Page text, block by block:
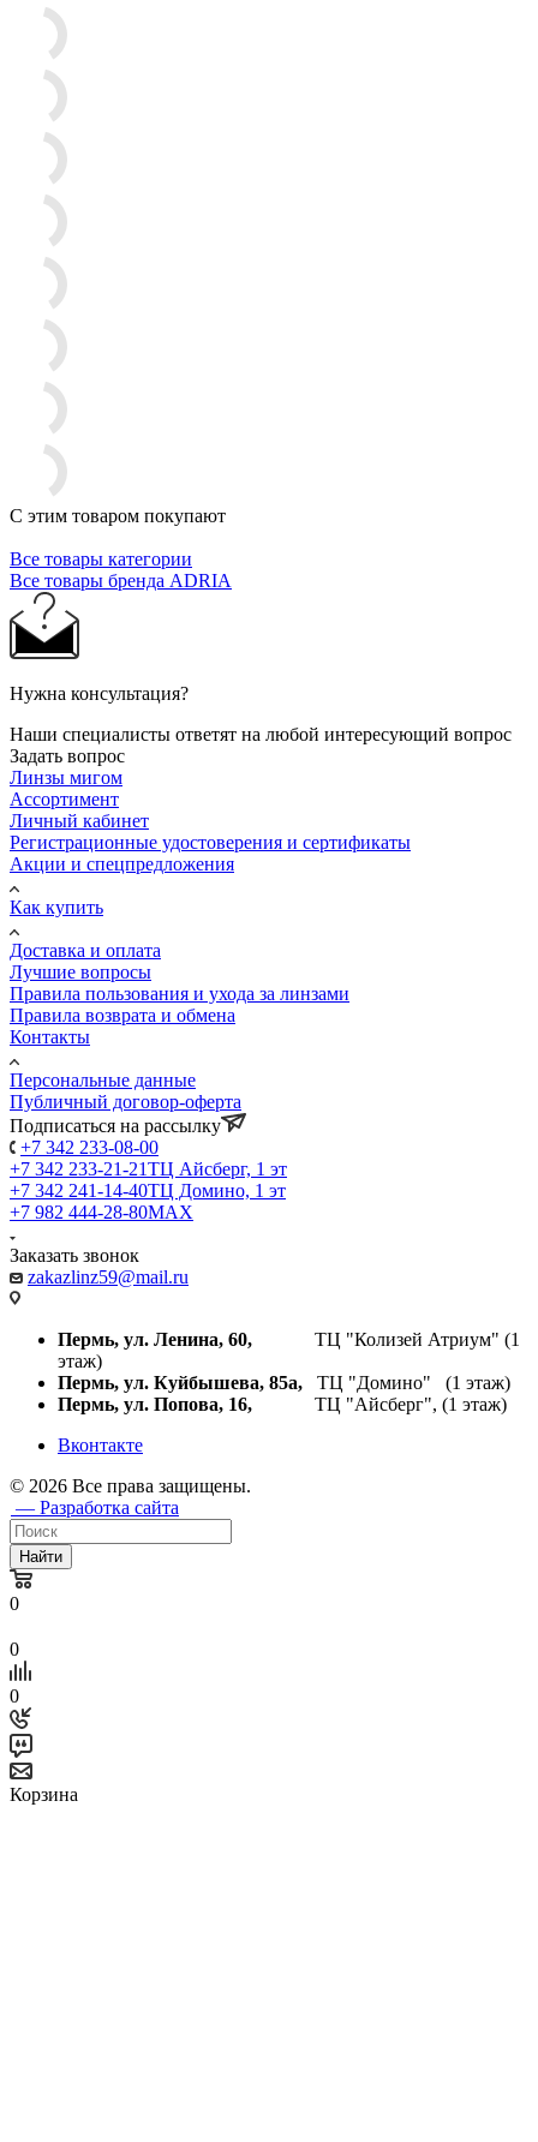
С этим товаром покупают
Все товары категории
Все товары бренда ADRIA
Нужна консультация?
Наши специалисты ответят на любой интересующий вопрос
Задать вопрос
Линзы мигом
Ассортимент
Личный кабинет
Регистрационные удостоверения и сертификаты
Акции и спецпредложения
Как купить
Доставка и оплата
Лучшие вопросы
Правила пользования и ухода за линзами
Правила возврата и обмена
Контакты
Персональные данные
Публичный договор-оферта
Подписаться на рассылку
+7 342 233-08-00
+7 342 233-21-21ТЦ Айсберг, 1 эт
+7 342 241-14-40ТЦ Домино, 1 эт
+7 982 444-28-80MAX
Заказать звонок
zakazlinz59@mail.ru
Пермь, ул. Ленина, 60, ТЦ "Колизей Атриум" (1
этаж)
Пермь, ул. Куйбышева, 85а, ТЦ "Домино" (1 этаж)
Пермь, ул. Попова, 16, ТЦ "Айсберг", (1 этаж)
Вконтакте
© 2026 Все права защищены.
— Разработка сайта
Найти
0
0
0
Корзина